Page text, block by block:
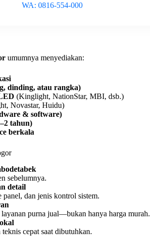
WA: 0816-554-000
umumnya menyediakan:
dinding, atau rangka)
(Kinglight, NationStar, MBI, dsb.)
Novastar, Huidu)
& software)
tahun)
berkala
sebelumnya.
detail
dan jenis kontrol sistem.
purna jual—bukan hanya harga murah.
cepat saat dibutuhkan.